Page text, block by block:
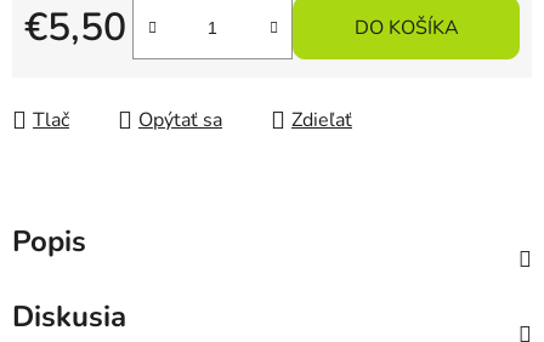
€5,50
Jednotková cena:
DO KOŠÍKA
Tlač Opýtať sa Zdieľať
Popis
Diskusia